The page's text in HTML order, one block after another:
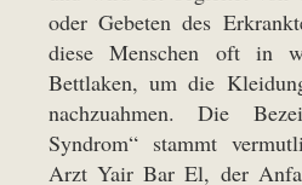
oder Gebeten des
diese Menschen oft in
Bettlaken, um die
nachzuahmen. Die
Syndrom“ stammt
Arzt Yair Bar El, der